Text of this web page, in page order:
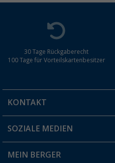
30 Tage Rückgaberecht
100 Tage für Vorteilskartenbesitzer
KONTAKT
Du hast eine Frage?
Filiale finden
SOZIALE MEDIEN
MEIN BERGER